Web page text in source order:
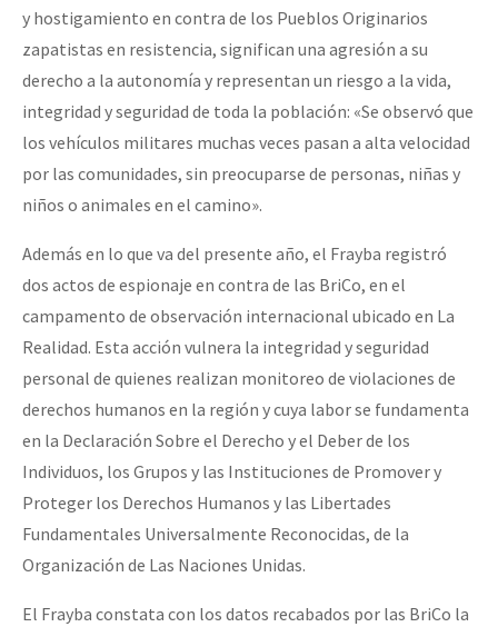
y hostigamiento en contra de los Pueblos Originarios
zapatistas en resistencia, significan una agresión a su
derecho a la autonomía y representan un riesgo a la vida,
integridad y seguridad de toda la población: «Se observó que
los vehículos militares muchas veces pasan a alta velocidad
por las comunidades, sin preocuparse de personas, niñas y
niños o animales en el camino».
Además en lo que va del presente año, el Frayba registró
dos actos de espionaje en contra de las BriCo, en el
campamento de observación internacional ubicado en La
Realidad. Esta acción vulnera la integridad y seguridad
personal de quienes realizan monitoreo de violaciones de
derechos humanos en la región y cuya labor se fundamenta
en la Declaración Sobre el Derecho y el Deber de los
Individuos, los Grupos y las Instituciones de Promover y
Proteger los Derechos Humanos y las Libertades
Fundamentales Universalmente Reconocidas, de la
Organización de Las Naciones Unidas.
El Frayba constata con los datos recabados por las BriCo la